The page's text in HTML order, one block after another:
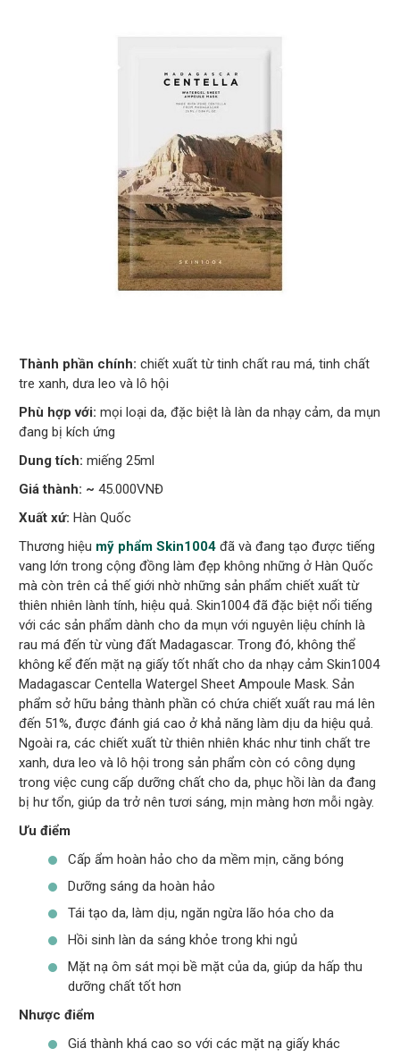
Thành phần chính: chiết xuất từ tinh chất rau má, tinh chất
tre xanh, dưa leo và lô hội
Phù hợp với:mọi loại da, đặc biệt là làn da nhạy cảm, da mụn
đang bị kích ứng
Dung tích:miếng 25ml
Giá thành: ~45.000VNĐ
Xuất xứ:Hàn Quốc
Thương hiệu mỹ phẩm Skin1004 đã và đang tạo được tiếng
vang lớn trong cộng đồng làm đẹp không những ở Hàn Quốc
mà còn trên cả thế giới nhờ những sản phẩm chiết xuất từ
thiên nhiên lành tính, hiệu quả. Skin1004 đã đặc biệt nổi tiếng
với các sản phẩm dành cho da mụn với nguyên liệu chính là
rau má đến từ vùng đất Madagascar. Trong đó, không thể
không kể đến mặt nạ giấy tốt nhất cho da nhạy cảm Skin1004
Madagascar Centella Watergel Sheet Ampoule Mask. Sản
phẩm sở hữu bảng thành phần có chứa chiết xuất rau má lên
đến 51%, được đánh giá cao ở khả năng làm dịu da hiệu quả.
Ngoài ra, các chiết xuất từ thiên nhiên khác như tinh chất tre
xanh, dưa leo và lô hội trong sản phẩm còn có công dụng
trong việc cung cấp dưỡng chất cho da, phục hồi làn da đang
bị hư tổn, giúp da trở nên tươi sáng, mịn màng hơn mỗi ngày.
Ưu điểm
Cấp ẩm hoàn hảo cho da mềm mịn, căng bóng
Dưỡng sáng da hoàn hảo
Tái tạo da, làm dịu, ngăn ngừa lão hóa cho da
Hồi sinh làn da sáng khỏe trong khi ngủ
Mặt nạ ôm sát mọi bề mặt của da, giúp da hấp thu
dưỡng chất tốt hơn
Nhược điểm
Giá thành khá cao so với các mặt nạ giấy khác